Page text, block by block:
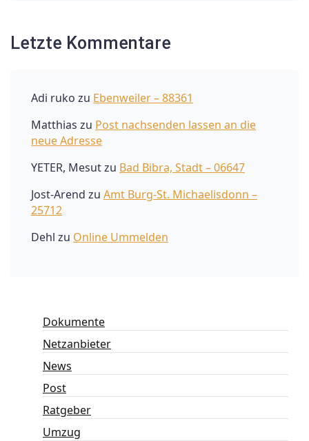
Letzte Kommentare
Adi ruko zu Ebenweiler – 88361
Matthias zu Post nachsenden lassen an die
neue Adresse
YETER, Mesutzu Bad Bibra, Stadt – 06647
Jost-Arend zu Amt Burg-St. Michaelisdonn –
25712
Dehl zu Online Ummelden
Dokumente
Netzanbieter
News
Post
Ratgeber
Umzug